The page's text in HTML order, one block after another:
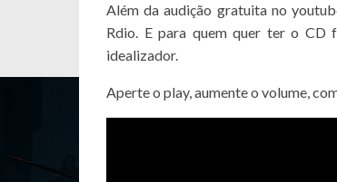
Além da audição gratuita no
Rdio. E para quem quer ter o CD
idealizador.
Aperte o play, aumente o volume,